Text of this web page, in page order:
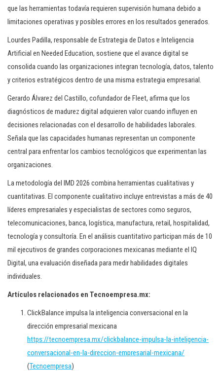
que las herramientas todavía requieren supervisión humana debido a
limitaciones operativas y posibles errores en los resultados generados.
Lourdes Padilla, responsable de Estrategia de Datos e Inteligencia
Artificial en Needed Education, sostiene que el avance digital se
consolida cuando las organizaciones integran tecnología, datos, talento
y criterios estratégicos dentro de una misma estrategia empresarial.
Gerardo Álvarez del Castillo, cofundador de Fleet, afirma que los
diagnósticos de madurez digital adquieren valor cuando influyen en
decisiones relacionadas con el desarrollo de habilidades laborales.
Señala que las capacidades humanas representan un componente
central para enfrentar los cambios tecnológicos que experimentan las
organizaciones.
La metodología del IMD 2026 combina herramientas cualitativas y
cuantitativas. El componente cualitativo incluye entrevistas a más de 40
líderes empresariales y especialistas de sectores como seguros,
telecomunicaciones, banca, logística, manufactura, retail, hospitalidad,
tecnología y consultoría. En el análisis cuantitativo participan más de 10
mil ejecutivos de grandes corporaciones mexicanas mediante el IQ
Digital, una evaluación diseñada para medir habilidades digitales
individuales.
Artículos relacionados en Tecnoempresa.mx:
ClickBalance impulsa la inteligencia conversacional en la
dirección empresarial mexicana
https://tecnoempresa.mx/clickbalance-impulsa-la-inteligencia-
conversacional-en-la-direccion-empresarial-mexicana/
(Tecnoempresa)